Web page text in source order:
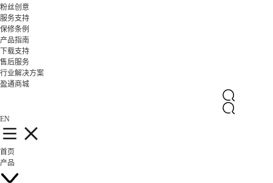
粉丝创意
服务支持
保修条例
产品指南
下载支持
售后服务
行业解决方案
盈通商城
EN
首页
产品